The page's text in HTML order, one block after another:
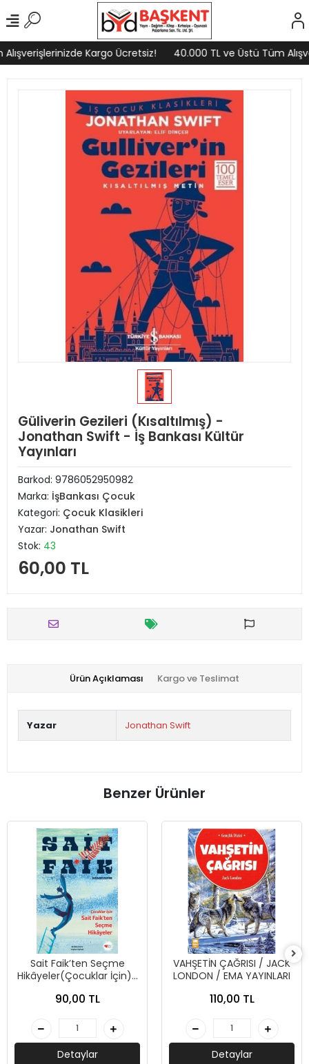
Kargo Ücretsiz! 40.000 TL ve Üstü Tüm
Güliverin Gezileri (Kısaltılmış) -
Jonathan Swift - İş Bankası Kültür
Yayınları
Barkod: 9786052950982
Marka: İşBankası Çocuk
Kategori: Çocuk Klasikleri
Yazar: Jonathan Swift
Stok: 43
60,00 TL
Ürün Açıklaması Kargo ve Teslimat
Yazar Jonathan Swift
Benzer Ürünler
Sait Faik’ten Seçme
Hikâyeler(Çocuklar İçin)-
Çocuk
90,00 TL
Detaylar
VAHŞETİN ÇAĞRISI / JACK
LONDON / EMA YAYINLARI
110,00 TL
Detaylar